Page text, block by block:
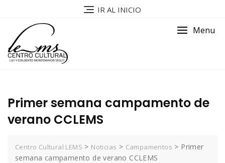
IR AL INICIO
Menu
Primer semana campamento de
verano CCLEMS
Centro Cultural LEMS > Noticias > Campamentos > Primer
semana campamento de verano CCLEMS